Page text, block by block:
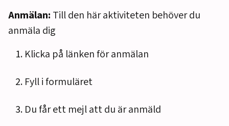
Anmälan: Till den här aktiviteten behöver du
anmäla dig
Klicka på länken för anmälan
Fyll i formuläret
Du får ett mejl att du är anmäld